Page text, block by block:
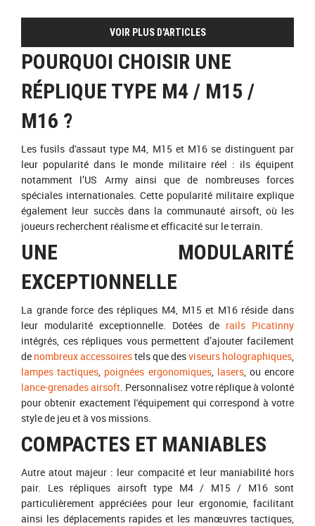
VOIR PLUS D'ARTICLES
POURQUOI CHOISIR UNE
RÉPLIQUE TYPE M4 / M15 /
M16 ?
Les fusils d'assaut type M4, M15 et M16 se distinguent par
leur popularité dans le monde militaire réel : ils équipent
notamment l’US Army ainsi que de nombreuses forces
spéciales internationales. Cette popularité militaire explique
également leur succès dans la communauté airsoft, où les
joueurs recherchent réalisme et efficacité sur le terrain.
UNE MODULARITÉ
EXCEPTIONNELLE
La grande force des répliques M4, M15 et M16 réside dans
leur modularité exceptionnelle. Dotées de rails Picatinny
intégrés, ces répliques vous permettent d’ajouter facilement
de nombreux accessoirestels que desviseurs holographiques,
lampes tactiques, poignées ergonomiques, lasers, ou encore
lance-grenades airsoft. Personnalisez votre réplique à volonté
pour obtenir exactement l'équipement qui correspond à votre
style de jeu et à vos missions.
COMPACTES ET MANIABLES
Autre atout majeur : leur compacité et leur maniabilité hors
pair. Les répliques airsoft type M4 / M15 / M16 sont
particulièrement appréciées pour leur ergonomie, facilitant
ainsi les déplacements rapides et les manœuvres tactiques,